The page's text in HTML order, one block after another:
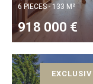
6 PIECES - 133 M²
918 000 €